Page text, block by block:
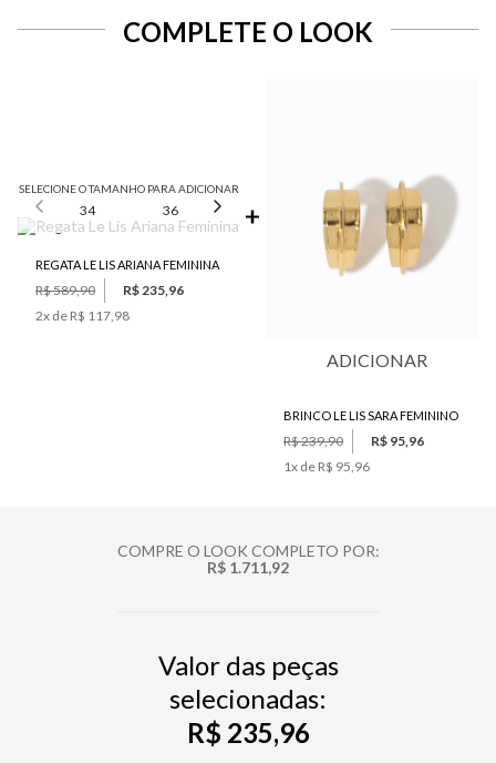
COMPLETE O LOOK
SELECIONE O TAMANHO PARA ADICIONAR
34 36 38 40 42
REGATA LE LIS ARIANA FEMININA
R$ 589,90
R$ 235,96
2x de R$ 117,98
ADICIONAR
BRINCO LE LIS SARA FEMININO
R$ 239,90
R$ 95,96
1x de R$ 95,96
COMPRE O LOOK COMPLETO POR:
R$ 1.711,92
Valor das peças
selecionadas:
R$ 235,96